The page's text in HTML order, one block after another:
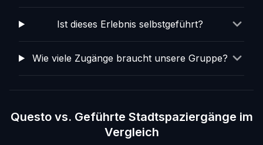
Ist dieses Erlebnis selbstgeführt?
Wie viele Zugänge braucht unsere Gruppe?
Questo vs. Geführte Stadtspaziergänge im
Vergleich